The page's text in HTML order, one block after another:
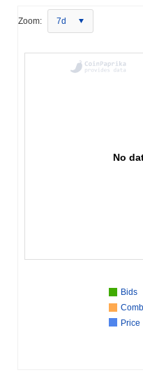
Zoom: 7d
No
Bids
Price